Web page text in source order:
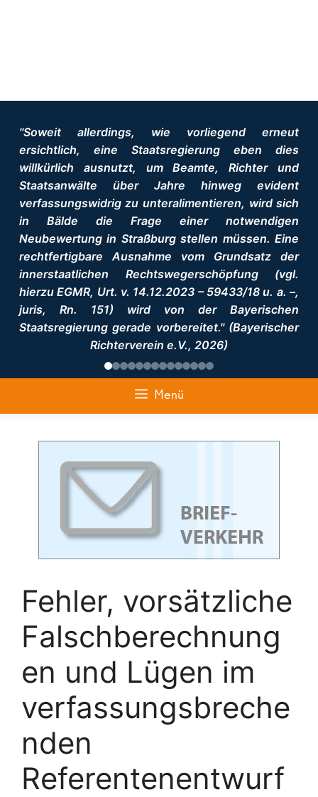
"Soweit allerdings, wie vorliegend erneut
ersichtlich, eine Staatsregierung eben dies
willkürlich ausnutzt, um Beamte, Richter und
Staatsanwälte über Jahre hinweg evident
verfassungswidrig zu unteralimentieren, wird sich
in Bälde die Frage einer notwendigen
Neubewertung in Straßburg stellen müssen. Eine
rechtfertigbare Ausnahme vom Grundsatz der
innerstaatlichen Rechtswegerschöpfung (vgl.
hierzu EGMR, Urt. v. 14.12.2023 – 59433/18 u. a. –,
juris, Rn. 151) wird von der Bayerischen
Staatsregierung gerade vorbereitet." (Bayerischer
Richterverein e.V., 2026)
Menü
Fehler, vorsätzliche
Falschberechnung
en und Lügen im
verfassungsbreche
nden
Referentenentwurf